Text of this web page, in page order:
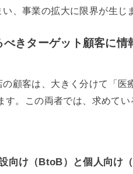
、事業の拡大に限界が生じ
きターゲット顧客に情
顧客は、大きく分けて「
す。この両者では、求めて
向け（BtoB）と個人向け